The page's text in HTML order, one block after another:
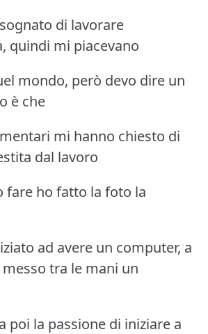
di lavorare
quindi mi piacevano
mondo, però devo dire un
è che
mi hanno chiesto di
dal lavoro
fare ho fatto la foto la
ad avere un computer, a
tra le mani un
poi la passione di iniziare a